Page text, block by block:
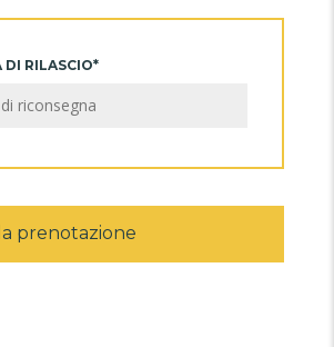
DI RILASCIO*
prenotazione